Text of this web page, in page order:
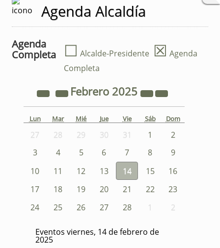
Agenda Alcaldía
Agenda
Completa
☐ Alcalde-Presidente ☒ Agenda
Completa
Febrero 2025
Lun Mar Mié Jue Vie Sáb Dom
27 28 29 30 31 1
2
3
4 5 6 7 8
9
10
11 12 13 14 15
16
17
18 19 20 21 22
23
24
25 26 27 28 1 2
Eventos viernes, 14 de febrero de
2025